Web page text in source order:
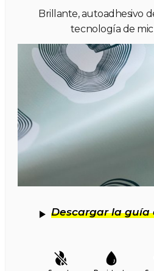
Brillante, autoadhesivo
tecnología de
Descargar la guía